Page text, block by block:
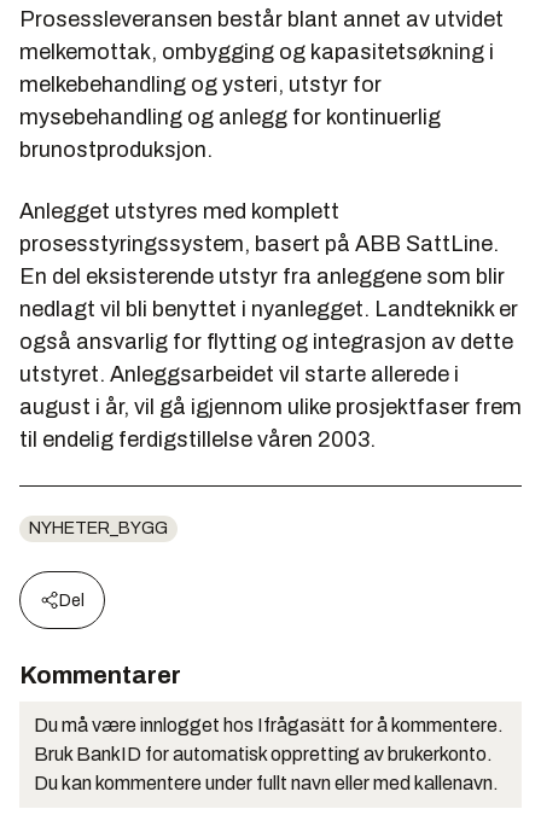
Prosessleveransen består blant annet av utvidet
melkemottak, ombygging og kapasitetsøkning i
melkebehandling og ysteri, utstyr for
mysebehandling og anlegg for kontinuerlig
brunostproduksjon.
Anlegget utstyres med komplett
prosesstyringssystem, basert på ABB SattLine.
En del eksisterende utstyr fra anleggene som blir
nedlagt vil bli benyttet i nyanlegget. Landteknikk er
også ansvarlig for flytting og integrasjon av dette
utstyret. Anleggsarbeidet vil starte allerede i
august i år, vil gå igjennom ulike prosjektfaser frem
til endelig ferdigstillelse våren 2003.
NYHETER_BYGG
Del
Kommentarer
Du må være innlogget hos Ifrågasätt for å kommentere.
Bruk BankID for automatisk oppretting av brukerkonto.
Du kan kommentere under fullt navn eller med kallenavn.